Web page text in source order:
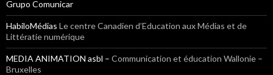
Grupo Comunicar
HabiloMédias Le centre Canadien d’Education aux Médias et de
Littératie numérique
MEDIA ANIMATION asbl – Communication et éducation Wallonie –
Bruxelles